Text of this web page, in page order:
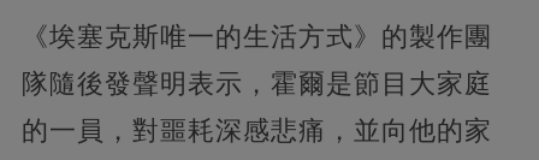
《埃塞克斯唯一的生活方式》的製作團
隊隨後發聲明表示，霍爾是節目大家庭
的一員，對噩耗深感悲痛，並向他的家